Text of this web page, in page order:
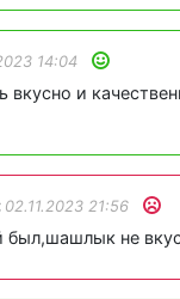
14:04
вкусно и
02.11.2023 21:56
был,шашлык не